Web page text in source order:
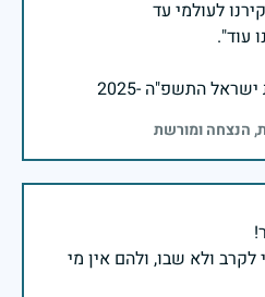
התשפ"ה -2025
הנצחה ומורשת
ולא שבו, ולהם אין מי